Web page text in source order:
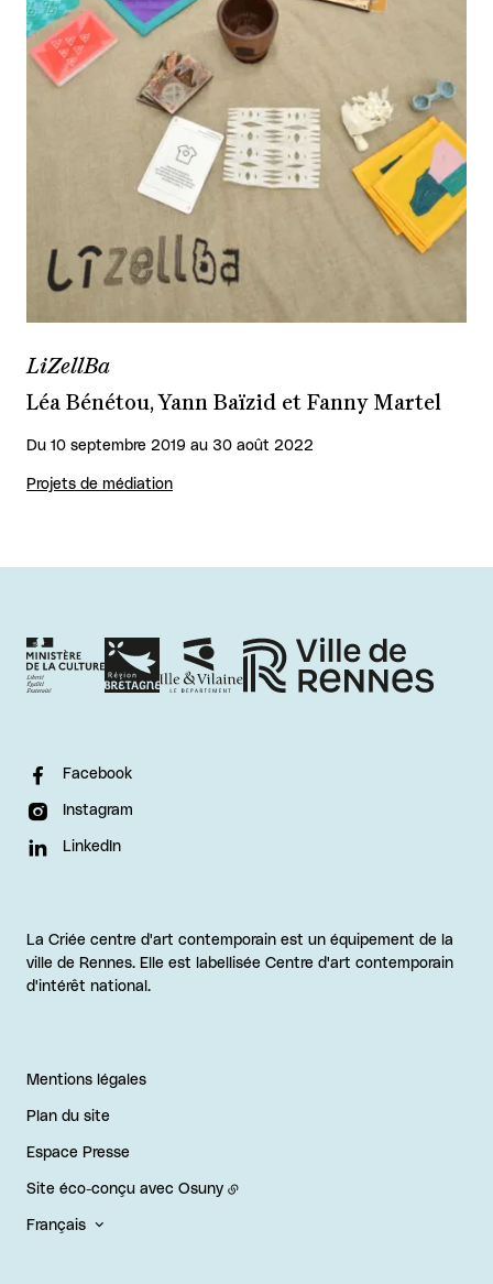
LiZellBa
Léa Bénétou, Yann Baïzid et Fanny Martel
Du 10 septembre 2019 au 30 août 2022
Projets de médiation
Facebook
Instagram
LinkedIn
La Criée centre d'art contemporain est un équipement de la
ville de Rennes. Elle est labellisée Centre d'art contemporain
d'intérêt national.
Mentions légales
Plan du site
Espace Presse
Site éco-conçu avec Osuny
Français